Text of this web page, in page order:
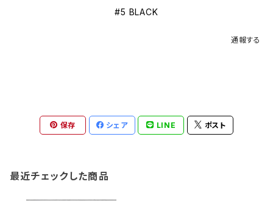
#5 BLACK
通報する
保存 シェア LINE ポスト
最近チェックした商品